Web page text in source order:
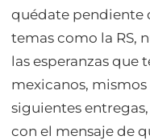
quédate pendiente
temas como la RS,
las esperanzas que
mexicanos,
siguientes
con el mensaje de